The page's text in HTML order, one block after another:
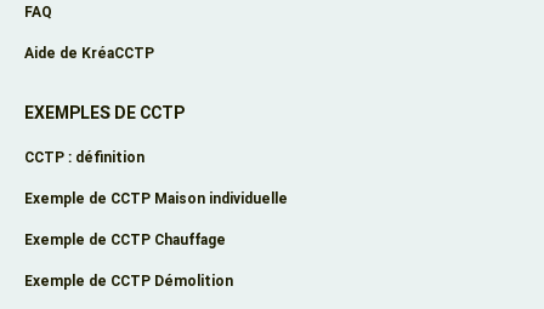
FAQ
Aide de KréaCCTP
EXEMPLES DE CCTP
CCTP : définition
Exemple de CCTP Maison individuelle
Exemple de CCTP Chauffage
Exemple de CCTP Démolition